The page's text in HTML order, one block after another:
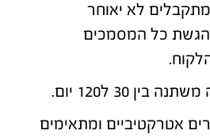
לא יאוחר
כל המסמכים
30 ל120 יום.
אטרקטיביים ומתאימים